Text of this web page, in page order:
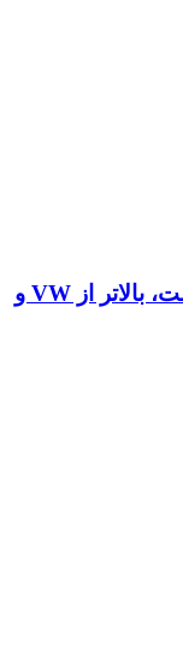
پورشه با ارزش‌ترین خودروساز اروپاست، بالاتر از VW و